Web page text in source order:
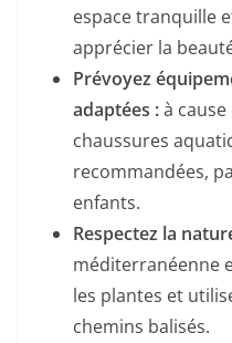
espace tranquille
apprécier la
Prévoyez
adaptées :à
chaussures
recommandées,
enfants.
Respectez la
méditerranéenne
les plantes et
chemins balisés.